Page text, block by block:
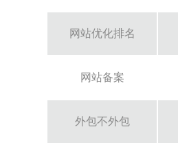
网站优化排名
网站备案
外包不外包